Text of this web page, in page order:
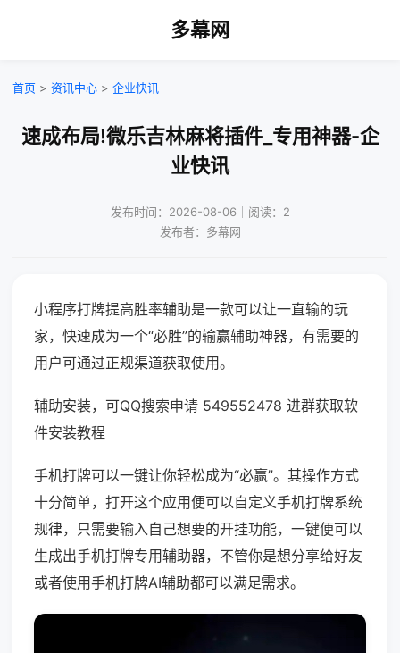
多幕网
首页 > 资讯中心 > 企业快讯
速成布局!微乐吉林麻将插件_专用神器-企
业快讯
发布时间：2026-08-06｜阅读：2
发布者：多幕网
小程序打牌提高胜率辅助是一款可以让一直输的玩
家，快速成为一个“必胜”的输赢辅助神器，有需要的
用户可通过正规渠道获取使用。
辅助安装，可QQ搜索申请 549552478 进群获取软
件安装教程
手机打牌可以一键让你轻松成为“必赢”。其操作方式
十分简单，打开这个应用便可以自定义手机打牌系统
规律，只需要输入自己想要的开挂功能，一键便可以
生成出手机打牌专用辅助器，不管你是想分享给好友
或者使用手机打牌AI辅助都可以满足需求。